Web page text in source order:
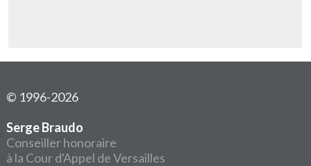
© 1996-2026
Serge Braudo
Conseiller honoraire
à la Cour d'Appel de Versailles